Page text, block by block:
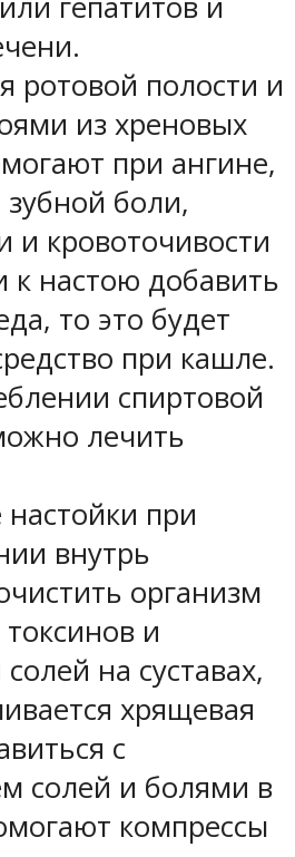
ротовой полости и
из хреновых
при ангине,
зубной боли,
и кровоточивости
к настою добавить
то это будет
при кашле.
спиртовой
лечить
при
внутрь
организм
и
на суставах,
хрящевая
с
солей и болями в
компрессы